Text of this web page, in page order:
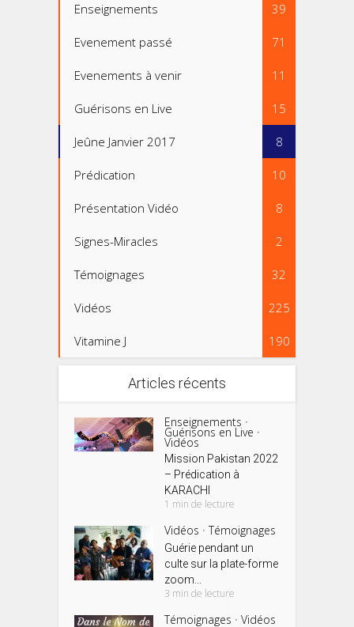
Enseignements 39
Evenement passé 71
Evenements à venir 11
Guérisons en Live 15
Jeûne Janvier 2017 8
Prédication 10
Présentation Vidéo 8
Signes-Miracles 2
Témoignages 32
Vidéos 225
Vitamine J 190
Articles récents
Enseignements •
Guérisons en Live •
Vidéos
Mission Pakistan 2022
– Prédication à
KARACHI
1 min de lecture
Vidéos • Témoignages
Guérie pendant un
culte sur la plate-forme
zoom...
3 min de lecture
Témoignages • Vidéos